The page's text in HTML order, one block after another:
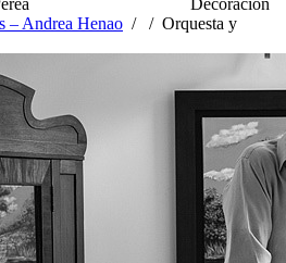
– Andrea Henao / / Orquesta y